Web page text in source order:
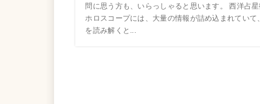
問に思う方も、いらっしゃると思います。 西洋占
ホロスコープには、大量の情報が詰め込まれていて
を読み解くと...